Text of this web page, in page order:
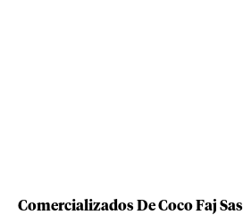
Comercializados De Coco Faj Sas